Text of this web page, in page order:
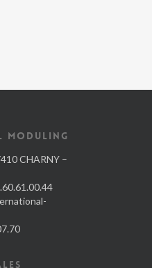
MODULING
CHARNY –